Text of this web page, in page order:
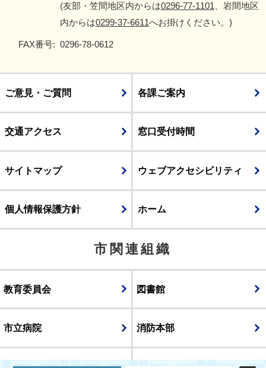
(友部・笠間地区内からは0296-77-1101 、岩間地区
内からは0299-37-6611へお掛けください。)
FAX番号: 0296-78-0612
ご意見・ご質問 各課ご案内
交通アクセス 窓口受付時間
サイトマップ ウェブアクセシビリティ
個人情報保護方針 ホーム
市関連組織
教育委員会 図書館
市立病院 消防本部